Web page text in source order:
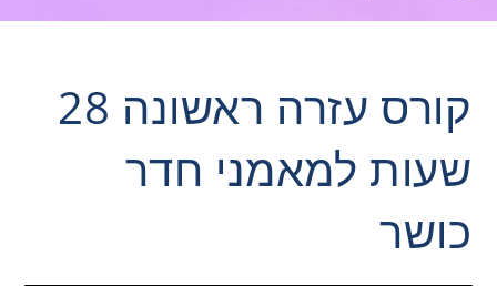
קורס עזרה ראשונה 28
שעות למאמני חדר
כושר